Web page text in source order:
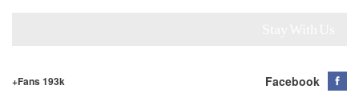
Facebook
Fans 193k+